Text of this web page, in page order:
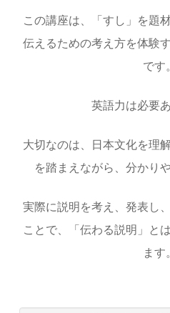
この講座は、「すし」を題
伝えるための考え方を体験
です
英語力は必要
大切なのは、日本文化を理
を踏まえながら、分かり
実際に説明を考え、発表し
ことで、「伝わる説明」と
ます